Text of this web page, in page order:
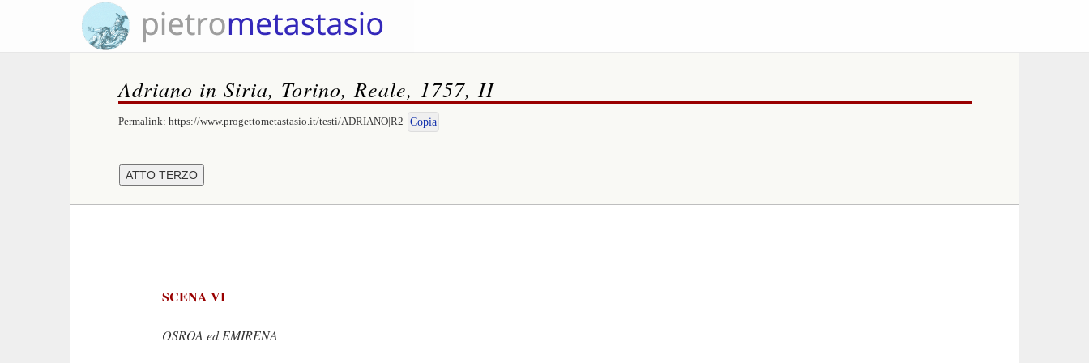
Adriano in Siria, Torino, Reale, 1757, II
Permalink: https://www.progettometastasio.it/testi/ADRIANO|R2 Copia
SCENA VI
OSROA ed EMIRENA